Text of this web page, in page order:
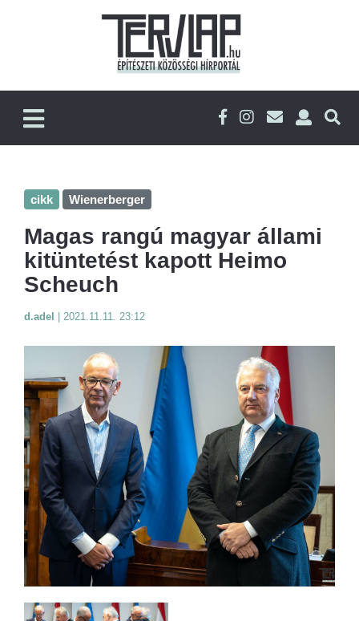
cikk Wienerberger
Magas rangú magyar állami
kitüntetést kapott Heimo
Scheuch
d.adel 2021.11.11. 23:12